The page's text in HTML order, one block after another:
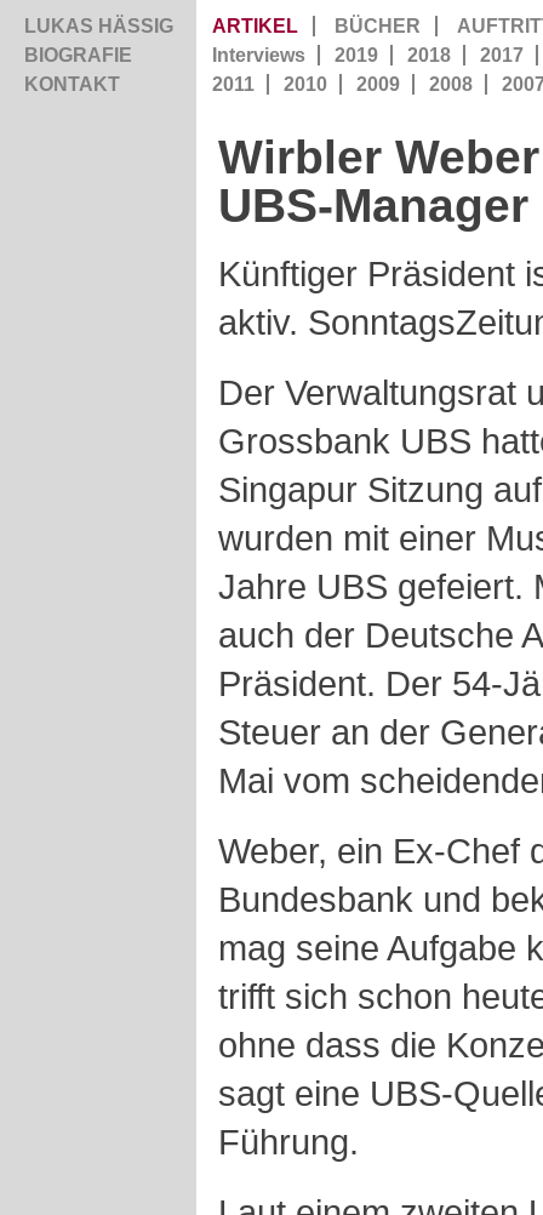
LUKAS HÄSSIG
BIOGRAFIE
KONTAKT
ARTIKEL BÜCHER
Interviews
2019 2018
2017
2011
2010 2009 2008
Wirbler
UBS-Manager
Künftiger Präsident
aktiv.
Der Verwaltungsrat
Grossbank UBS
Singapur Sitzung
wurden mit einer
Jahre UBS gefeiert.
auch der Deutsche
Präsident. Der 54-
Steuer an der
Mai vom
Weber, ein Ex-Chef
Bundesbank und
mag seine Aufgabe
trifft sich schon
ohne dass die
sagt eine UBS-
Führung.